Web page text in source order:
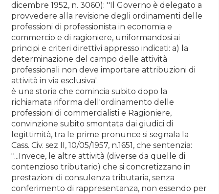
dicembre 1952, n. 3060): ''Il Governo è delegato a
provvedere alla revisione degli ordinamenti delle
professioni di professionista in economia e
commercio e di ragioniere, uniformandosi ai
principi e criteri direttivi appresso indicati: a) la
determinazione del campo delle attività
professionali non deve importare attribuzioni di
attività in via esclusiva'.
è una storia che comincia subito dopo la
richiamata riforma dell'ordinamento delle
professioni di commercialisti e Ragioniere,
convinzione subito smontata dai giudici di
legittimità, tra le prime pronunce si segnala la
Cass. Civ. sez II, 10/05/1957, n.1651, che sentenzia:
''...Invece, le altre attività (diverse da quelle di
contenzioso tributario) che si concretizzano in
prestazioni di consulenza tributaria, senza
conferimento di rappresentanza, non essendo per